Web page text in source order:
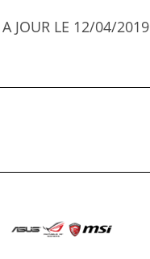
JOUR LE 12/04/2019